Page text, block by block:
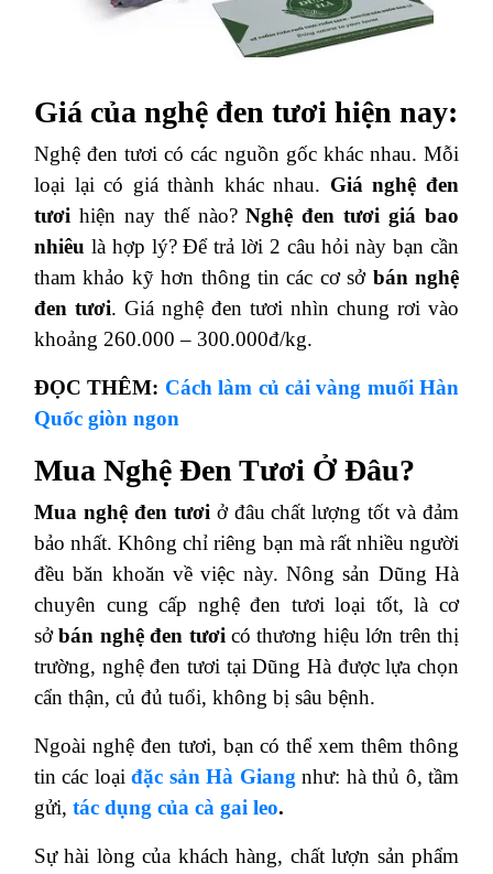
Giá của nghệ đen tươi hiện nay:
Nghệ đen tươi có các nguồn gốc khác nhau. Mỗi
loại lại có giá thành khác nhau. Giá nghệ đen
tươi hiện nay thế nào?Nghệ đen tươi giá bao
nhiêu là hợp lý? Để trả lời 2 câu hỏi này bạn cần
tham khảo kỹ hơn thông tin các cơ sở bán nghệ
đen tươi. Giá nghệ đen tươi nhìn chung rơi vào
khoảng 260.000 – 300.000đ/kg.
ĐỌC THÊM: Cách làm củ cải vàng muối Hàn
Quốc giòn ngon
Mua Nghệ Đen Tươi Ở Đâu?
Mua nghệ đen tươi ở đâu chất lượng tốt và đảm
bảo nhất. Không chỉ riêng bạn mà rất nhiều người
đều băn khoăn về việc này. Nông sản Dũng Hà
chuyên cung cấp nghệ đen tươi loại tốt, là cơ
sởbán nghệ đen tươi có thương hiệu lớn trên thị
trường, nghệ đen tươi tại Dũng Hà được lựa chọn
cẩn thận, củ đủ tuổi, không bị sâu bệnh.
Ngoài nghệ đen tươi, bạn có thể xem thêm thông
tin các loạiđặc sản Hà Giang như: hà thủ ô, tầm
gửi, tác dụng của cà gai leo.
Sự hài lòng của khách hàng, chất lượn sản phẩm